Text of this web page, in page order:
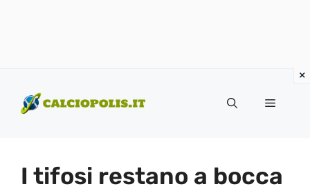
contenuto
Menu
I tifosi restano a bocca